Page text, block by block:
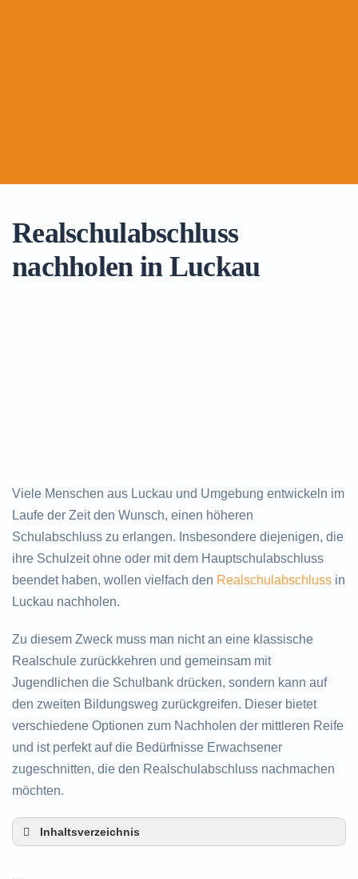
Realschulabschluss
nachholen in Luckau
Viele Menschen aus Luckau und Umgebung entwickeln im
Laufe der Zeit den Wunsch, einen höheren
Schulabschluss zu erlangen. Insbesondere diejenigen, die
ihre Schulzeit ohne oder mit dem Hauptschulabschluss
beendet haben, wollen vielfach den Realschulabschluss in
Luckau nachholen.
Zu diesem Zweck muss man nicht an eine klassische
Realschule zurückkehren und gemeinsam mit
Jugendlichen die Schulbank drücken, sondern kann auf
den zweiten Bildungsweg zurückgreifen. Dieser bietet
verschiedene Optionen zum Nachholen der mittleren Reife
und ist perfekt auf die Bedürfnisse Erwachsener
zugeschnitten, die den Realschulabschluss nachmachen
möchten.
Inhaltsverzeichnis